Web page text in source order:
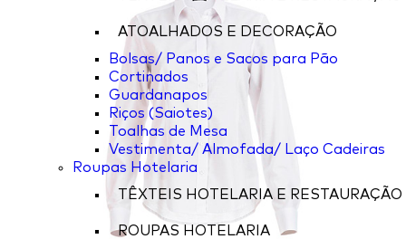
ATOALHADOS E DECORAÇÃO
Bolsas/ Panos e Sacos para Pão
Cortinados
Guardanapos
Riços (Saiotes)
Toalhas de Mesa
Vestimenta/ Almofada/ Laço Cadeiras
Roupas Hotelaria
TÊXTEIS HOTELARIA E RESTAURAÇÃO
ROUPAS HOTELARIA